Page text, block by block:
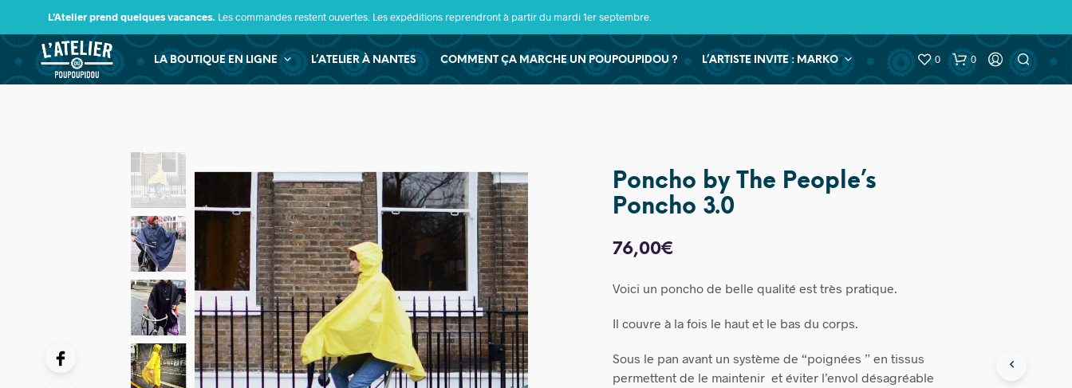
L’Atelier prend quelques vacances. Les commandes restent ouvertes. Les expéditions reprendront à partir du mardi 1er septembre.
LA BOUTIQUE EN LIGNE L’ATELIER À NANTES COMMENT ÇA MARCHE UN POUPOUPIDOU ? L’ARTISTE INVITE : MARKO 0 0
Poncho by The People’s
Poncho 3.0
76,00€
Voici un poncho de belle qualité est très pratique.
Il couvre à la fois le haut et le bas du corps.
Sous le pan avant un système de “poignées ” en tissus
permettent de le maintenir et éviter l’envol désagréable